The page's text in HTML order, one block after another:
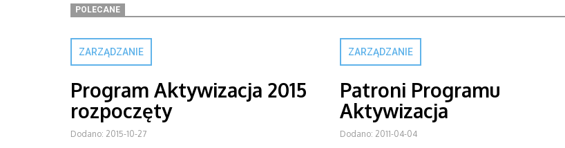
POLECANE
ZARZĄDZANIE
Program Aktywizacja 2015
rozpoczęty
Dodano: 2015-10-27
ZARZĄDZANIE
Patroni Programu
Aktywizacja
Dodano: 2011-04-04